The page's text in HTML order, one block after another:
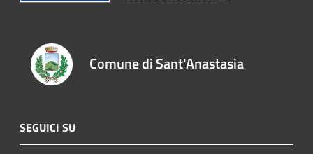
Comune di Sant'Anastasia
SEGUICI SU